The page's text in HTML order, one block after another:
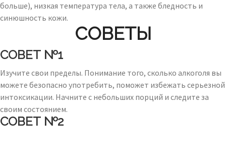
больше), низкая температура тела, а также бледность и
синюшность кожи.
СОВЕТЫ
СОВЕТ №1
Изучите свои пределы. Понимание того, сколько алкоголя вы
можете безопасно употребить, поможет избежать серьезной
интоксикации. Начните с небольших порций и следите за
своим состоянием.
СОВЕТ №2